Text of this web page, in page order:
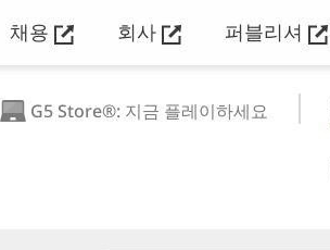
채용 회사 퍼블리셔
G5 Store®: 지금 플레이하세요